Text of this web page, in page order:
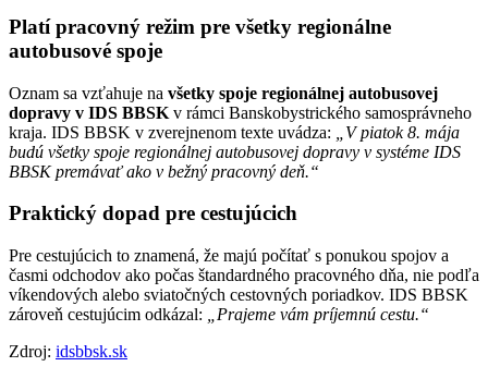
Platí pracovný režim pre všetky regionálne
autobusové spoje
Oznam sa vzťahuje na všetky spoje regionálnej autobusovej
dopravy v IDS BBSK v rámci Banskobystrického samosprávneho
kraja. IDS BBSK v zverejnenom texte uvádza:
„V piatok 8. mája
budú všetky spoje regionálnej autobusovej dopravy v systéme IDS
BBSK premávať ako v bežný pracovný deň.“
Praktický dopad pre cestujúcich
Pre cestujúcich to znamená, že majú počítať s ponukou spojov a
časmi odchodov ako počas štandardného pracovného dňa, nie podľa
víkendových alebo sviatočných cestovných poriadkov. IDS BBSK
zároveň cestujúcim odkázal:
„Prajeme vám príjemnú cestu.“
Zdroj: idsbbsk.sk